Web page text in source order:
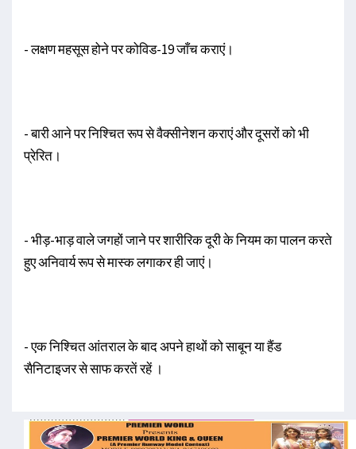
- लक्षण महसूस होने पर कोविड-19 जाँच कराएं।
- बारी आने पर निश्चित रूप से वैक्सीनेशन कराएं और दूसरों को भी
प्रेरित।
- भीड़-भाड़ वाले जगहों जाने पर शारीरिक दूरी के नियम का पालन करते
हुए अनिवार्य रूप से मास्क लगाकर ही जाएं।
- एक निश्चित आंतराल के बाद अपने हाथों को साबून या हैंड
सैनिटाइजर से साफ करतें रहें ।